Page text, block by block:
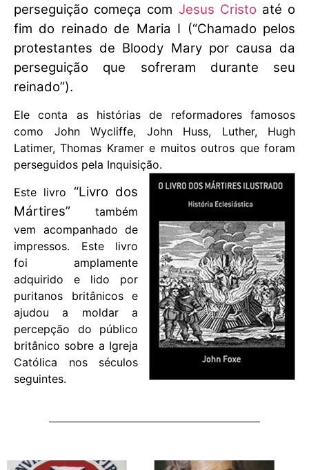
perseguição começa com Jesus Cristo até o
fim do reinado de Maria I (“Chamado pelos
protestantes de Bloody Mary por causa da
perseguição que sofreram durante seu
reinado”).
Ele conta as histórias de reformadores famosos
como John Wycliffe, John Huss, Luther, Hugh
Latimer, Thomas Kramer e muitos outros que foram
perseguidos pela Inquisição.
Este livro “Livro dos
Mártires” também
vem acompanhado de
impressos. Este livro
foi amplamente
adquirido e lido por
puritanos britânicos e
ajudou a moldar a
percepção do público
britânico sobre a Igreja
Católica nos séculos
seguintes.